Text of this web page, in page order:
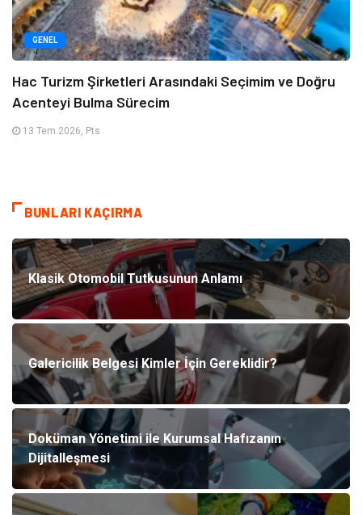
GENEL
Hac Turizm Şirketleri Arasındaki Seçimim ve Doğru
Acenteyi Bulma Sürecim
13 Tem 2026, Pts
BUNLARI KAÇIRMA
Klasik Otomobil Tutkusunun Anlamı
Galericilik Belgesi Kimler İçin Gereklidir?
Doküman Yönetimi ile Kurumsal Hafızanın
Dijitalleşmesi